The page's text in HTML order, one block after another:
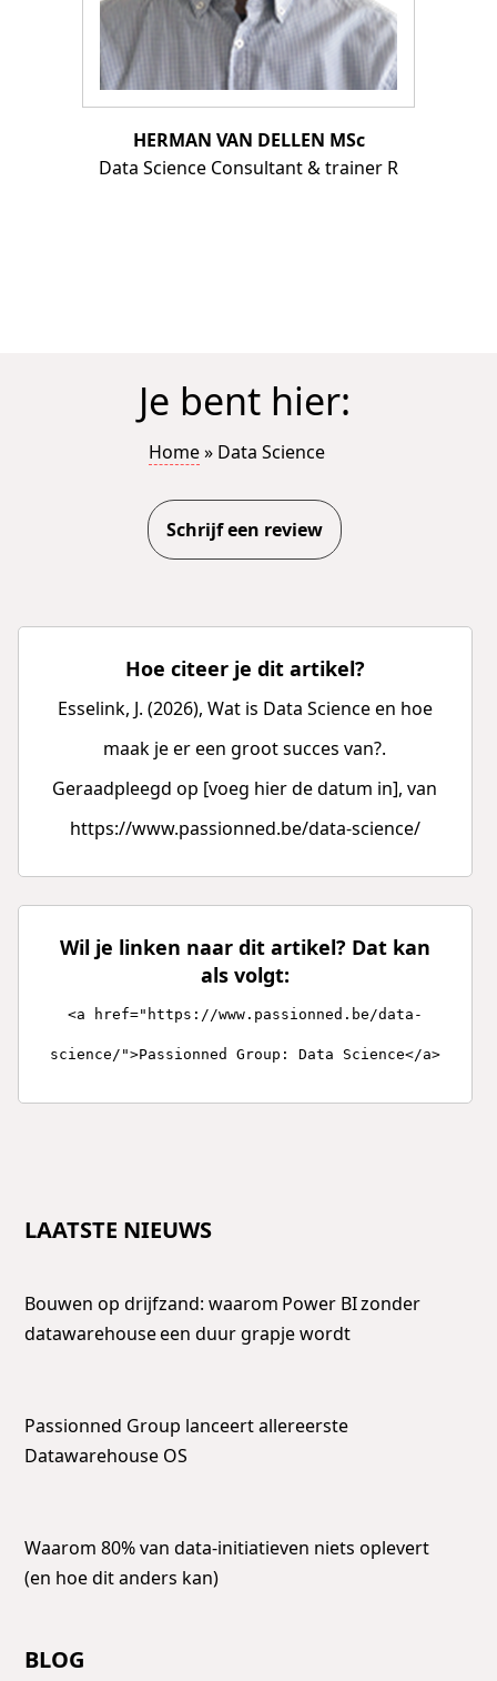
HERMAN VAN DELLEN MSc
Data Science Consultant & trainer R
Je bent hier:
Home»Data Science
Schrijf een review
Hoe citeer je dit artikel?
Esselink, J. (2026), Wat is Data Science en hoe
maak je er een groot succes van?.
Geraadpleegd op [voeg hier de datum in], van
https://www.passionned.be/data-science/
Wil je linken naar dit artikel? Dat kan
als volgt:
<a href="https://www.passionned.be/data-
science/">Passionned Group: Data Science</a>
LAATSTE NIEUWS
Bouwen op drijfzand: waarom Power BI zonder
datawarehouse een duur grapje wordt
Passionned Group lanceert allereerste
Datawarehouse OS
Waarom 80% van data-initiatieven niets oplevert
(en hoe dit anders kan)
BLOG